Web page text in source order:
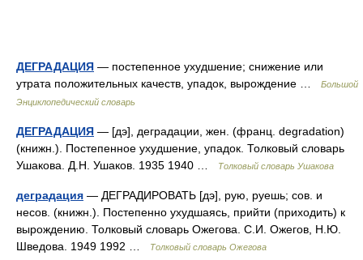
ДЕГРАДАЦИЯ — постепенное ухудшение; снижение или
утрата положительных качеств, упадок, вырождение …
Большой
Энциклопедический словарь
ДЕГРАДАЦИЯ — [дэ], деградации, жен. (франц. degradation)
(книжн.). Постепенное ухудшение, упадок. Толковый словарь
Ушакова. Д.Н. Ушаков. 1935 1940 …
Толковый словарь Ушакова
деградация — ДЕГРАДИРОВАТЬ [дэ], рую, руешь; сов. и
несов. (книжн.). Постепенно ухудшаясь, прийти (приходить) к
вырождению. Толковый словарь Ожегова. С.И. Ожегов, Н.Ю.
Шведова. 1949 1992 …
Толковый словарь Ожегова